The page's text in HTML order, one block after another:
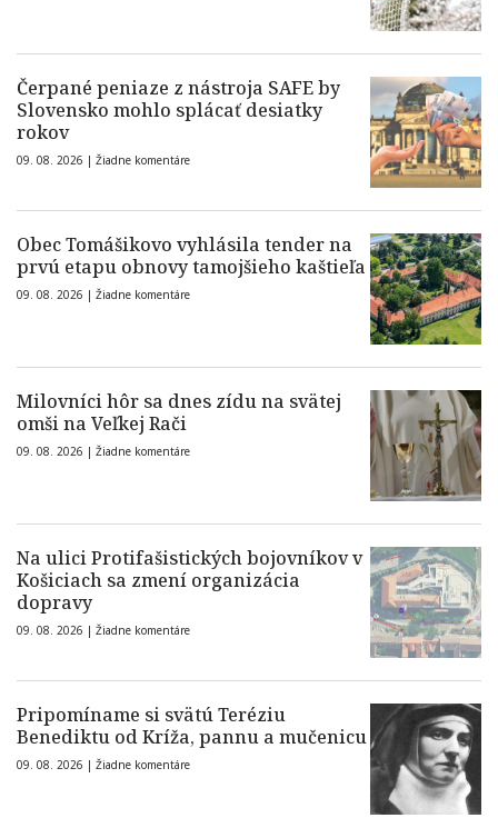
Čerpané peniaze z nástroja SAFE by
Slovensko mohlo splácať desiatky
rokov
09. 08. 2026 | Žiadne komentáre
Obec Tomášikovo vyhlásila tender na
prvú etapu obnovy tamojšieho kaštieľa
09. 08. 2026 | Žiadne komentáre
Milovníci hôr sa dnes zídu na svätej
omši na Veľkej Rači
09. 08. 2026 | Žiadne komentáre
Na ulici Protifašistických bojovníkov v
Košiciach sa zmení organizácia
dopravy
09. 08. 2026 | Žiadne komentáre
Pripomíname si svätú Teréziu
Benediktu od Kríža, pannu a mučenicu
09. 08. 2026 | Žiadne komentáre